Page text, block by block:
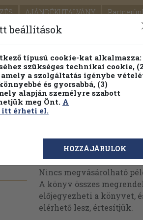
AJÁNDÉKUTALVÁNY
SEGÍTSÉG
FENNTARTHATÓ
kereső Témaköri fa
Megvásárolható
Nincs megvásárolható
A könyv összes
előjegyezheti a könyvet,
elérhető lesz, értesítjük.
beállítások
típusú cookie-kat alkalmazza:
szükséges technikai cookie,
a szolgáltatás igénybe
és gyorsabbá, (3)
alapján személyre szabott
meg Önt. A
itt érheti el.
HOZZÁJÁRULOK